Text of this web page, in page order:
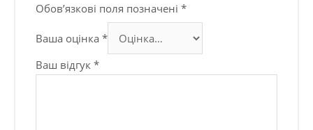
Обов’язкові поля позначені*
Ваша оцінка*
Ваш відгук*